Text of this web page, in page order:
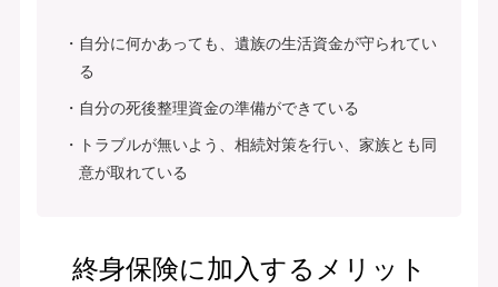
自分に何かあっても、遺族の生活資金が守られてい
る
自分の死後整理資金の準備ができている
トラブルが無いよう、相続対策を行い、家族とも同
意が取れている
終身保険に加入するメリット